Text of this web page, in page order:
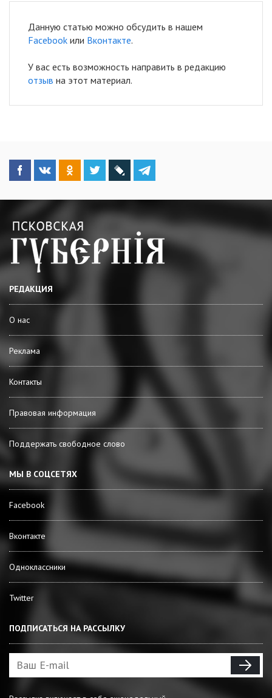
Данную статью можно обсудить в нашем
Facebook или Вконтакте.
У вас есть возможность направить в редакцию
отзыв на этот материал.
РЕДАКЦИЯ
О нас
Реклама
Контакты
Правовая информация
Поддержать свободное слово
МЫ В СОЦСЕТЯХ
Facebook
Вконтакте
Одноклассники
Twitter
ПОДПИСАТЬСЯ НА РАССЫЛКУ